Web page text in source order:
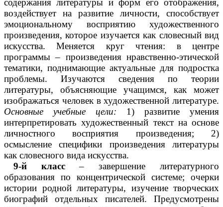
содержания литературы и форм его отображения,
воздействует на развитие личности, способствует
эмоциональному восприятию художественного
произведения, которое изучается как словесный вид
искусства. Меняется круг чтения: в центре
программы – произведения нравственно-этической
тематики, поднимающие актуальные для подростка
проблемы. Изучаются сведения по теории
литературы, объясняющие учащимся, как может
изображаться человек в художественной литературе.
Основные учебные цели: 1) развитие умения
интерпретировать художественный текст на основе
личностного восприятия произведения; 2)
осмысление специфики произведения литературы
как словесного вида искусства.
9-й класс– завершение литературного
образования по концентрической системе; очерки
истории родной литературы, изучение творческих
биографий отдельных писателей. Предусмотрены